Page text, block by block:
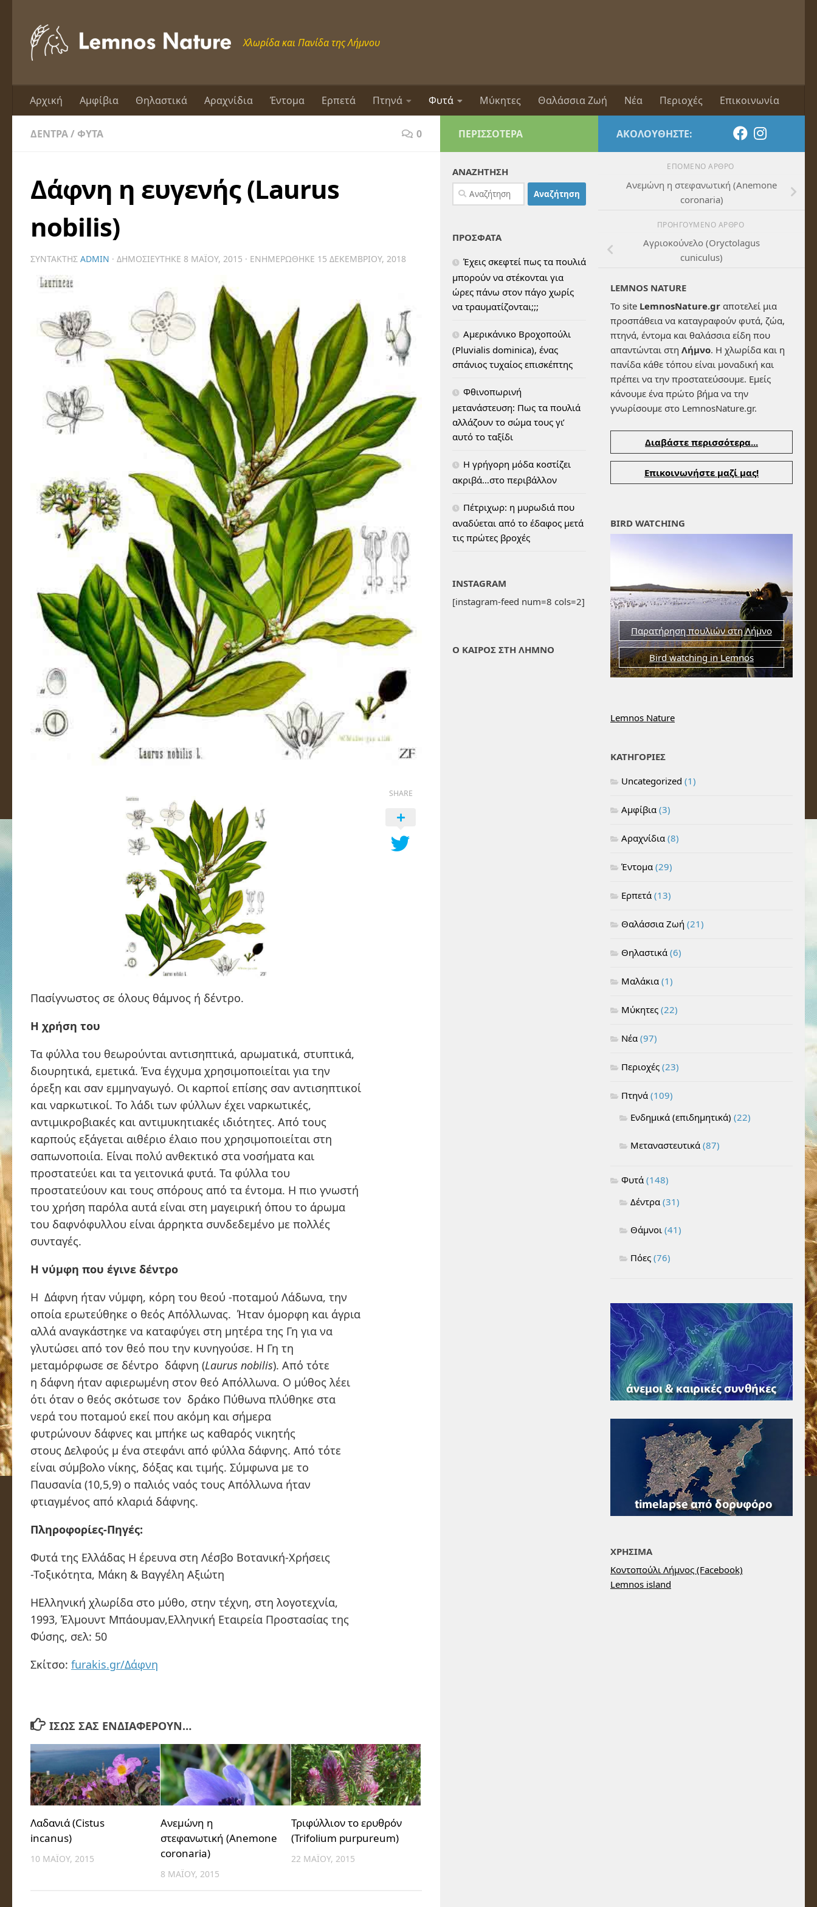
Χλωρίδα και Πανίδα της Λήμνου
Αρχική Αμφίβια Θηλαστικά Αραχνίδια Έντομα Ερπετά Πτηνά Φυτά Μύκητες Θαλάσσια Ζωή Νέα Περιοχές Επικοινωνία
ΔΈΝΤΡΑ/ ΦΥΤΆ 0
Δάφνη η ευγενής (Laurus
nobilis)
ΣΥΝΤΆΚΤΗΣ ADMIN · ΔΗΜΟΣΙΕΎΤΗΚΕ 8 ΜΑΪ́ΟΥ, 2015 · ΕΝΗΜΕΡΏΘΗΚΕ 15 ΔΕΚΕΜΒΡΊΟΥ, 2018
Πασίγνωστος σε όλους θάμνος ή δέντρο.
Η χρήση του
Τα φύλλα του θεωρούνται αντισηπτικά, αρωματικά, στυπτικά,
διουρητικά, εμετικά. Ένα έγχυμα χρησιμοποιείται για την
όρεξη και σαν εμμηναγωγό. Οι καρποί επίσης σαν αντισηπτικοί
και ναρκωτικοί. Το λάδι των φύλλων έχει ναρκωτικές,
αντιμικροβιακές και αντιμυκητιακές ιδιότητες. Από τους
καρπούς εξάγεται αιθέριο έλαιο που χρησιμοποιείται στη
σαπωνοποιία. Είναι πολύ ανθεκτικό στα νοσήματα και
προστατεύει και τα γειτονικά φυτά. Τα φύλλα του
προστατεύουν και τους σπόρους από τα έντομα. Η πιο γνωστή
του χρήση παρόλα αυτά είναι στη μαγειρική όπου το άρωμα
του δαφνόφυλλου είναι άρρηκτα συνδεδεμένο με πολλές
συνταγές.
Η νύμφη που έγινε δέντρο
Η Δάφνη ήταν νύμφη, κόρη του θεού -ποταμού Λάδωνα, την
οποία ερωτεύθηκε ο θεός Απόλλωνας. Ήταν όμορφη και άγρια
αλλά αναγκάστηκε να καταφύγει στη μητέρα της Γη για να
γλυτώσει από τον θεό που την κυνηγούσε. Η Γη τη
μεταμόρφωσε σε δέντρο δάφνη (Laurus nobilis). Από τότε
η δάφνη ήταν αφιερωμένη στον θεό Απόλλωνα. Ο μύθος λέει
ότι όταν ο θεός σκότωσε τον δράκο Πύθωνα πλύθηκε στα
νερά του ποταμού εκεί που ακόμη και σήμερα
φυτρώνουν δάφνες και μπήκε ως καθαρός νικητής
στους Δελφούς μ ένα στεφάνι από φύλλα δάφνης. Από τότε
είναι σύμβολο νίκης, δόξας και τιμής. Σύμφωνα με το
Παυσανία (10,5,9) ο παλιός ναός τους Απόλλωνα ήταν
φτιαγμένος από κλαριά δάφνης.
Πληροφορίες-Πηγές:
Φυτά της Ελλάδας Η έρευνα στη Λέσβο Βοτανική-Χρήσεις
-Τοξικότητα, Μάκη & Βαγγέλη Αξιώτη
ΗΕλληνική χλωρίδα στο μύθο, στην τέχνη, στη λογοτεχνία,
1993, Έλμουντ Μπάουμαν,Ελληνική Εταιρεία Προστασίας της
Φύσης, σελ: 50
Σκίτσο: furakis.gr/Δάφνη
SHARE
ΊΣΩΣ ΣΑΣ ΕΝΔΙΑΦΈΡΟΥΝ…
Λαδανιά (Cistus
incanus)
10 ΜΑΪ́ΟΥ, 2015
Ανεμώνη η
στεφανωτική (Anemone
coronaria)
8 ΜΑΪ́ΟΥ, 2015
Τριφύλλιον το ερυθρόν
(Trifolium purpureum)
22 ΜΑΪ́ΟΥ, 2015
ΑΚΟΛΟΥΘΉΣΤΕ:
ΕΠΌΜΕΝΟ ΆΡΘΡΟ
Ανεμώνη η στεφανωτική (Anemone
coronaria)
ΠΡΟΗΓΟΎΜΕΝΟ ΆΡΘΡΟ
Αγριοκούνελο (Oryctolagus
cuniculus)
LEMNOS NATURE
Το site LemnosNature.gr αποτελεί μια
προσπάθεια να καταγραφούν φυτά, ζώα,
πτηνά, έντομα και θαλάσσια είδη που
απαντώνται στη Λήμνο. Η χλωρίδα και η
πανίδα κάθε τόπου είναι μοναδική και
πρέπει να την προστατεύσουμε. Εμείς
κάνουμε ένα πρώτο βήμα να την
γνωρίσουμε στο LemnosNature.gr.
Διαβάστε περισσότερα...
Επικοινωνήστε μαζί μας!
BIRD WATCHING
Παρατήρηση πουλιών στη Λήμνο
Bird watching in Lemnos
Lemnos Nature
ΚΑΤΗΓΟΡΙΕΣ
Uncategorized (1)
Αμφίβια (3)
Αραχνίδια (8)
Έντομα (29)
Ερπετά (13)
Θαλάσσια Ζωή (21)
Θηλαστικά (6)
Μαλάκια (1)
Μύκητες (22)
Νέα (97)
Περιοχές (23)
Πτηνά (109)
Ενδημικά (επιδημητικά) (22)
Μεταναστευτικά (87)
Φυτά (148)
Δέντρα (31)
Θάμνοι (41)
Πόες (76)
ΧΡΗΣΙΜΑ
Κοντοπούλι Λήμνος (Facebook)
Lemnos island
ΠΕΡΙΣΣΌΤΕΡΑ
ΑΝΑΖΗΤΗΣΗ
Αναζήτηση
για:
ΠΡΟΣΦΑΤΑ
Έχεις σκεφτεί πως τα πουλιά
μπορούν να στέκονται για
ώρες πάνω στον πάγο χωρίς
να τραυματίζονται;;;
Αμερικάνικο Βροχοπούλι
(Pluvialis dominica), ένας
σπάνιος τυχαίος επισκέπτης
Φθινοπωρινή
μετανάστευση: Πως τα πουλιά
αλλάζουν το σώμα τους γι’
αυτό το ταξίδι
H γρήγορη μόδα κοστίζει
ακριβά…στο περιβάλλον
Πέτριχωρ: η μυρωδιά που
αναδύεται από το έδαφος μετά
τις πρώτες βροχές
INSTAGRAM
[instagram-feed num=8 cols=2]
Ο ΚΑΙΡΟΣ ΣΤΗ ΛΗΜΝΟ